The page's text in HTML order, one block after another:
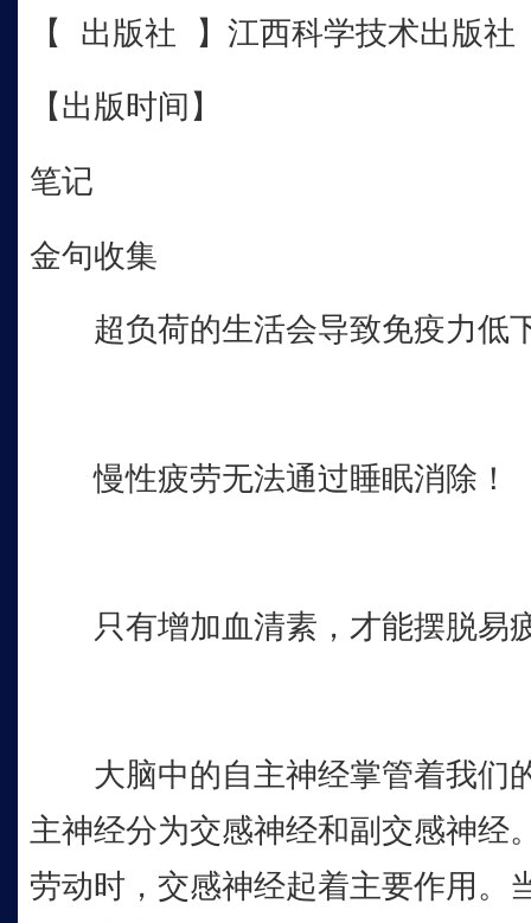
【 出版社 】江西科学技术出版社
【出版时间】
笔记
金句收集
超负荷的生活会导致免疫力低
慢性疲劳无法通过睡眠消除！
只有增加血清素，才能摆脱易
大脑中的自主神经掌管着我们
主神经分为交感神经和副交感神经
劳动时，交感神经起着主要作用。